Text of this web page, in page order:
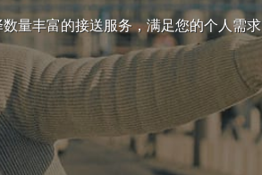
量丰富的接送服务，满足您的个人需求